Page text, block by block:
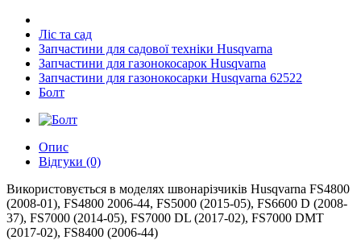
Ліс та сад
Запчастини для садової техніки Husqvarna
Запчастини для газонокосарок Husqvarna
Запчастини для газонокосарки Husqvarna 62522
Болт
Опис
Відгуки (0)
Використовується в моделях швонарізчиків Husqvarna FS4800
(2008-01), FS4800 2006-44, FS5000 (2015-05), FS6600 D (2008-
37), FS7000 (2014-05), FS7000 DL (2017-02), FS7000 DMT
(2017-02), FS8400 (2006-44)